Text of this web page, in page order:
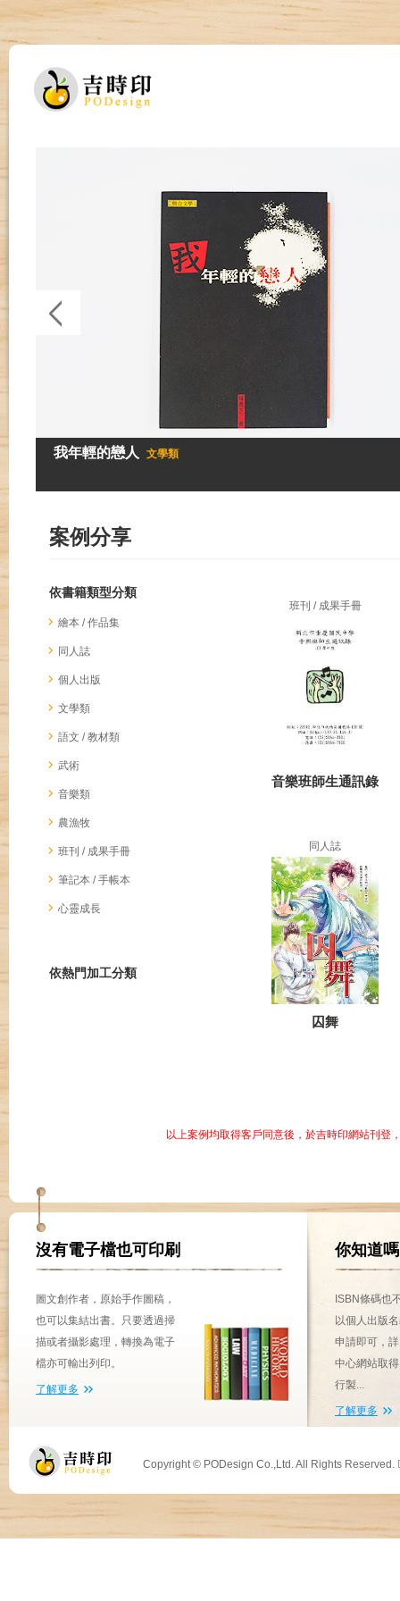
我年輕的戀人 文學類
案例分享
依書籍類型分類
繪本 / 作品集
同人誌
個人出版
文學類
語文 / 教材類
武術
音樂類
農漁牧
班刊 / 成果手冊
筆記本 / 手帳本
心靈成長
依熱門加工分類
班刊 / 成果手冊
音樂班師生通訊錄
同人誌
囚舞
以上案例均取得客戶同意後，於吉時印網站刊登
沒有電子檔也可印刷
圖文創作者，原始手作圖稿，
也可以集結出書。只要透過掃
描或者攝影處理，轉換為電子
檔亦可輸出列印。
了解更多
你知道
ISBN條碼也
以個人出版
申請即可，
中心網站取
行製...
了解更多
Copyright © PODesign Co.,Ltd. All Rights Reserved.